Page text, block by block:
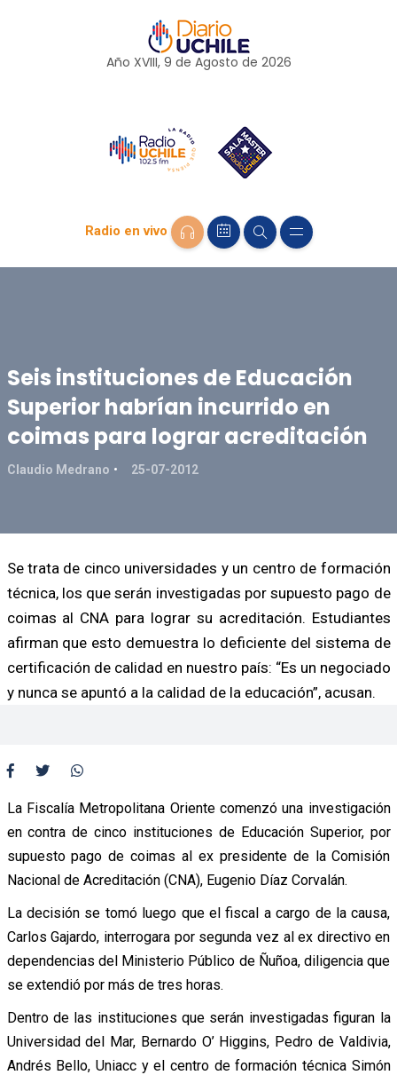
Año XVIII, 9 de Agosto de 2026
Radio en vivo
Seis instituciones de Educación
Superior habrían incurrido en
coimas para lograr acreditación
Claudio Medrano 25-07-2012
Se trata de cinco universidades y un centro de formación
técnica, los que serán investigadas por supuesto pago de
coimas al CNA para lograr su acreditación. Estudiantes
afirman que esto demuestra lo deficiente del sistema de
certificación de calidad en nuestro país: “Es un negociado
y nunca se apuntó a la calidad de la educación”, acusan.
La Fiscalía Metropolitana Oriente comenzó una investigación
en contra de cinco instituciones de Educación Superior, por
supuesto pago de coimas al ex presidente de la Comisión
Nacional de Acreditación (CNA), Eugenio Díaz Corvalán.
La decisión se tomó luego que el fiscal a cargo de la causa,
Carlos Gajardo, interrogara por segunda vez al ex directivo en
dependencias del Ministerio Público de Ñuñoa, diligencia que
se extendió por más de tres horas.
Dentro de las instituciones que serán investigadas figuran la
Universidad del Mar, Bernardo O’ Higgins, Pedro de Valdivia,
Andrés Bello, Uniacc y el centro de formación técnica Simón